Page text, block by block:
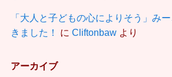
「大人と子どもの心によりそう」み
きました！
に Cliftonbawより
アーカイブ